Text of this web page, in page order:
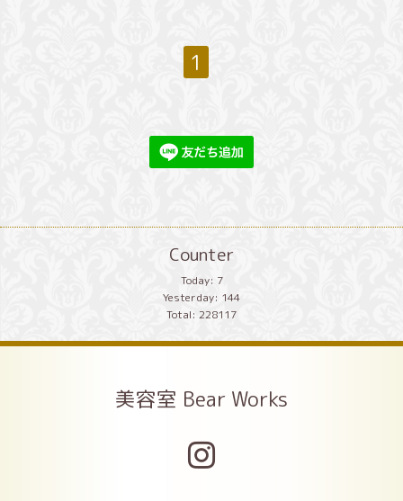
1
Counter
Today: 7
Yesterday: 144
Total: 228117
美容室 Bear Works